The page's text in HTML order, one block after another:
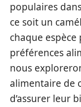
populaires
ce soit un
chaque espèce
préférences
nous
alimentaire de
d’assurer leur